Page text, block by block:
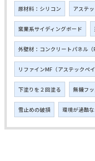
原材料：シリコン アステ
窯業系サイディングボード
外壁材：コンクリートパネル（
リファインMF（アステックペイ
下塗りを２回塗る 無機フ
雪止めの破損 環境が過酷